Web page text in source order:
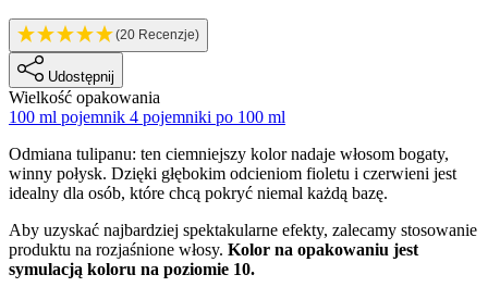
(20 Recenzje)
Udostępnij
Wielkość opakowania
100 ml pojemnik 4 pojemniki po 100 ml
Description
Odmiana tulipanu: ten ciemniejszy kolor nadaje włosom bogaty,
winny połysk. Dzięki głębokim odcieniom fioletu i czerwieni jest
idealny dla osób, które chcą pokryć niemal każdą bazę.
Aby uzyskać najbardziej spektakularne efekty, zalecamy stosowanie
produktu na rozjaśnione włosy. Kolor na opakowaniu jest
symulacją koloru na poziomie 10.